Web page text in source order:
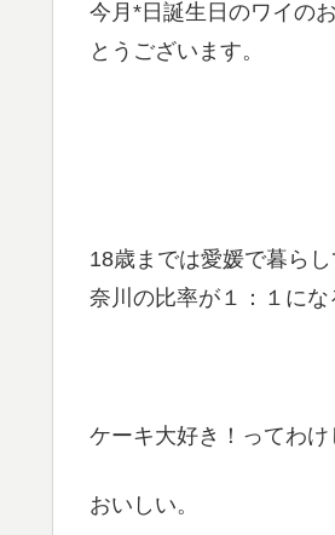
今月*日誕生日のワイの
とうございます。
18歳までは愛媛で暮ら
奈川の比率が１：１にな
ケーキ大好き！ってわ
おいしい。